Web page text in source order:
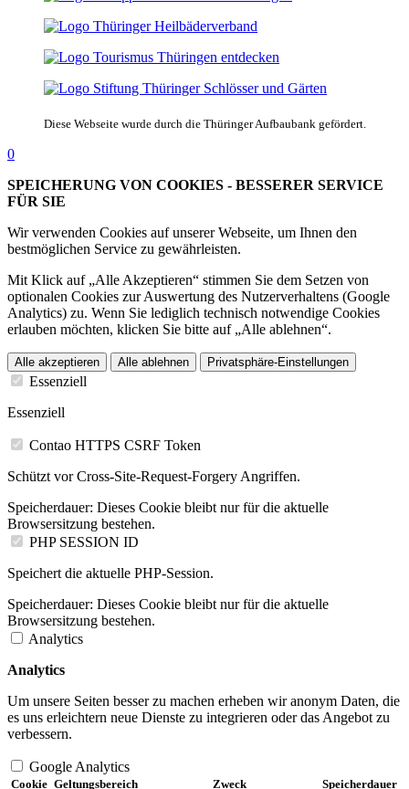
Diese Webseite wurde durch die Thüringer Aufbaubank gefördert.
0
SPEICHERUNG VON COOKIES - BESSERER SERVICE
FÜR SIE
Wir verwenden Cookies auf unserer Webseite, um Ihnen den
bestmöglichen Service zu gewährleisten.
Mit Klick auf „Alle Akzeptieren“ stimmen Sie dem Setzen von
optionalen Cookies zur Auswertung des Nutzerverhaltens (Google
Analytics) zu. Wenn Sie lediglich technisch notwendige Cookies
erlauben möchten, klicken Sie bitte auf „Alle ablehnen“.
Alle akzeptieren Alle ablehnen Privatsphäre-Einstellungen
Essenziell
Essenziell
Contao HTTPS CSRF Token
Schützt vor Cross-Site-Request-Forgery Angriffen.
Speicherdauer: Dieses Cookie bleibt nur für die aktuelle
Browsersitzung bestehen.
PHP SESSION ID
Speichert die aktuelle PHP-Session.
Speicherdauer: Dieses Cookie bleibt nur für die aktuelle
Browsersitzung bestehen.
Analytics
Analytics
Um unsere Seiten besser zu machen erheben wir anonym Daten, die
es uns erleichtern neue Dienste zu integrieren oder das Angebot zu
verbessern.
Google Analytics
Cookie Geltungsbereich Zweck Speicherdauer